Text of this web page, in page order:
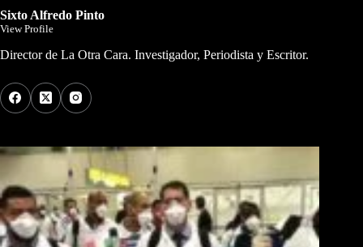
Sixto Alfredo Pinto
View Profile
Director de La Otra Cara. Investigador, Periodista y Escritor.